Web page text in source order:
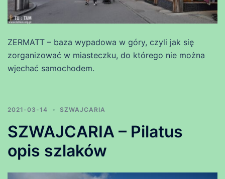
ZERMATT – baza wypadowa w góry, czyli jak się
zorganizować w miasteczku, do którego nie można
wjechać samochodem.
2021-03-14 SZWAJCARIA
SZWAJCARIA – Pilatus
opis szlaków